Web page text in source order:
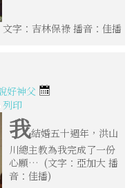
文字：吉林保祿 播音：佳播
好神父
列印
我結婚五十週年，洪山
川總主教為我完成了一份
心願… (文字：亞加大 播
音：佳播)